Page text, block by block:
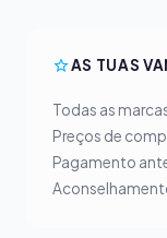
AS TUAS
Todas as
Preços de
Pagamento